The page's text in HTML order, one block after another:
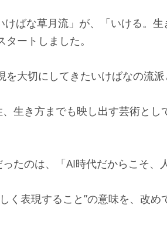
ばな草月流」が、「いける。生
ートしました。
大切にしてきたいけばなの流
生き方までも映し出す芸術とし
たのは、「AI時代だからこそ、
く表現すること”の意味を、改め